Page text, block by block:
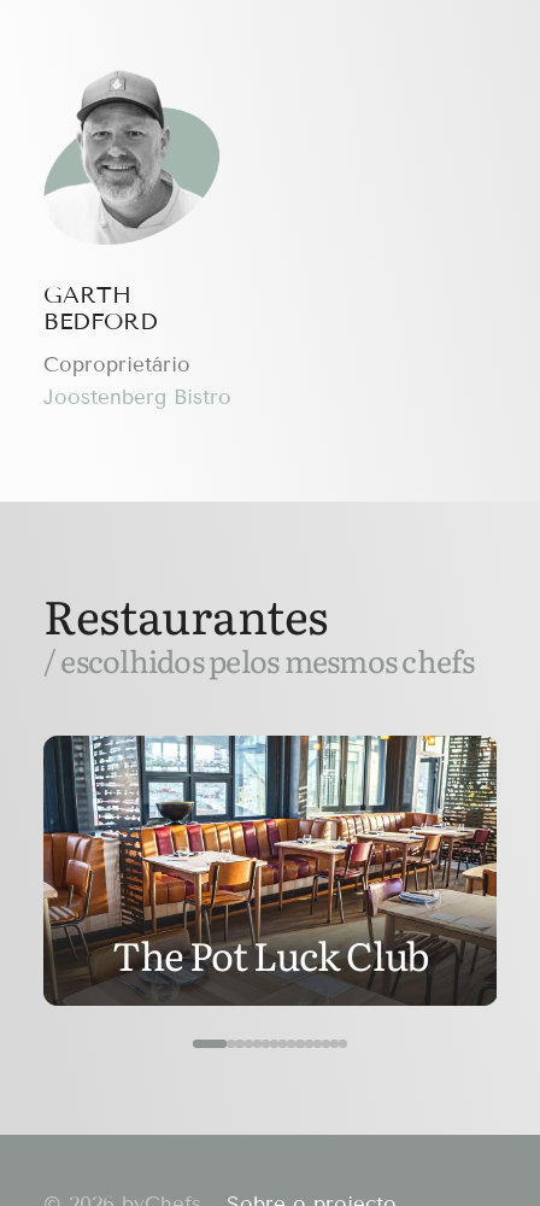
GARTH
BEDFORD
Coproprietário
Joostenberg Bistro
Restaurantes
/ escolhidos pelos mesmos chefs
The Pot Luck Club